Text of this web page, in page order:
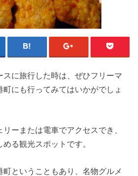
スに旅行した時は、ぜひフリーマ
町にも行ってみてはいかがでしょ
ーまたは電車でアクセスでき、
る観光スポットです。
ということもあり、名物グルメ